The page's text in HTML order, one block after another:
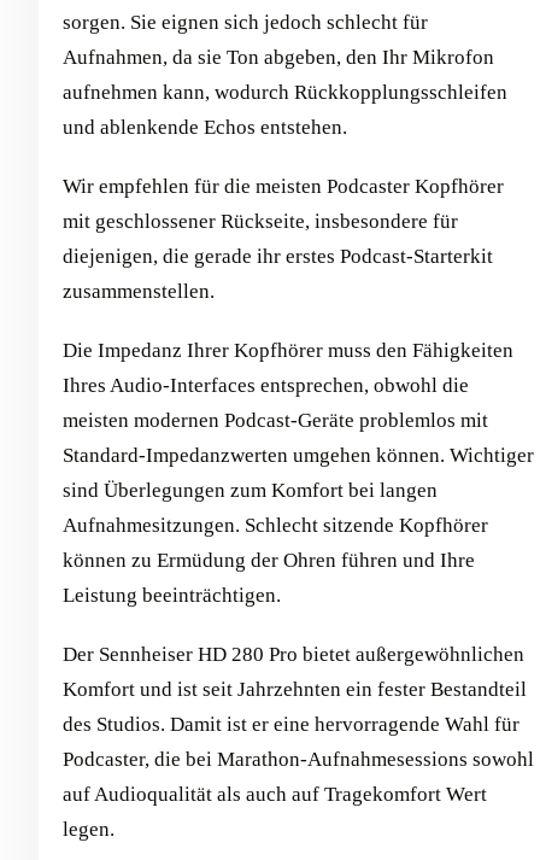
sorgen. Sie eignen sich jedoch schlecht für
Aufnahmen, da sie Ton abgeben, den Ihr Mikrofon
aufnehmen kann, wodurch Rückkopplungsschleifen
und ablenkende Echos entstehen.
Wir empfehlen für die meisten Podcaster Kopfhörer
mit geschlossener Rückseite, insbesondere für
diejenigen, die gerade ihr erstes Podcast-Starterkit
zusammenstellen.
Die Impedanz Ihrer Kopfhörer muss den Fähigkeiten
Ihres Audio-Interfaces entsprechen, obwohl die
meisten modernen Podcast-Geräte problemlos mit
Standard-Impedanzwerten umgehen können. Wichtiger
sind Überlegungen zum Komfort bei langen
Aufnahmesitzungen. Schlecht sitzende Kopfhörer
können zu Ermüdung der Ohren führen und Ihre
Leistung beeinträchtigen.
Der Sennheiser HD 280 Pro bietet außergewöhnlichen
Komfort und ist seit Jahrzehnten ein fester Bestandteil
des Studios. Damit ist er eine hervorragende Wahl für
Podcaster, die bei Marathon-Aufnahmesessions sowohl
auf Audioqualität als auch auf Tragekomfort Wert
legen.